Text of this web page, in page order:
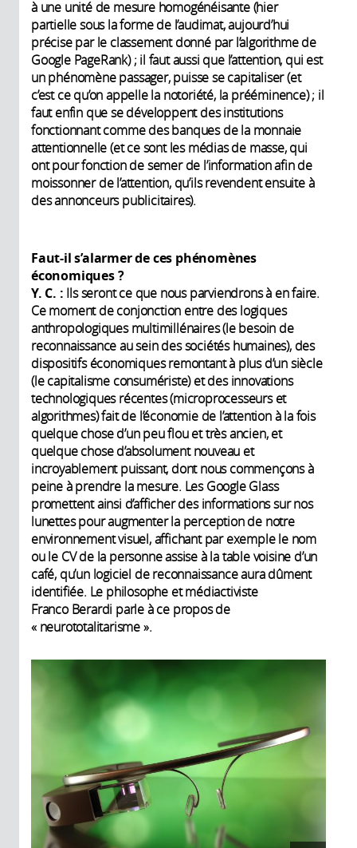
à une unité de mesure homogénéisante (hier
partielle sous la forme de l’audimat, aujourd’hui
précise par le classement donné par l’algorithme de
Google PageRank) ; il faut aussi que l’attention, qui est
un phénomène passager, puisse se capitaliser (et
c’est ce qu’on appelle la notoriété, la prééminence) ; il
faut enfin que se développent des institutions
fonctionnant comme des banques de la monnaie
attentionnelle (et ce sont les médias de masse, qui
ont pour fonction de semer de l’information afin de
moissonner de l’attention, qu’ils revendent ensuite à
des annonceurs publicitaires).
Faut-il s’alarmer de ces phénomènes
économiques?
Y. C. : Ils seront ce que nous parviendrons à en faire.
Ce moment de conjonction entre des logiques
anthropologiques multimillénaires (le besoin de
reconnaissance au sein des sociétés humaines), des
dispositifs économiques remontant à plus d’un siècle
(le capitalisme consumériste) et des innovations
technologiques récentes (microprocesseurs et
algorithmes) fait de l’économie de l’attention à la fois
quelque chose d’un peu flou et très ancien, et
quelque chose d’absolument nouveau et
incroyablement puissant, dont nous commençons à
peine à prendre la mesure. Les Google Glass
promettent ainsi d’afficher des informations sur nos
lunettes pour augmenter la perception de notre
environnement visuel, affichant par exemple le nom
ou le CV de la personne assise à la table voisine d’un
café, qu’un logiciel de reconnaissance aura dûment
identifiée. Le philosophe et médiactiviste
Franco Berardi parle à ce propos de
« neurototalitarisme ».